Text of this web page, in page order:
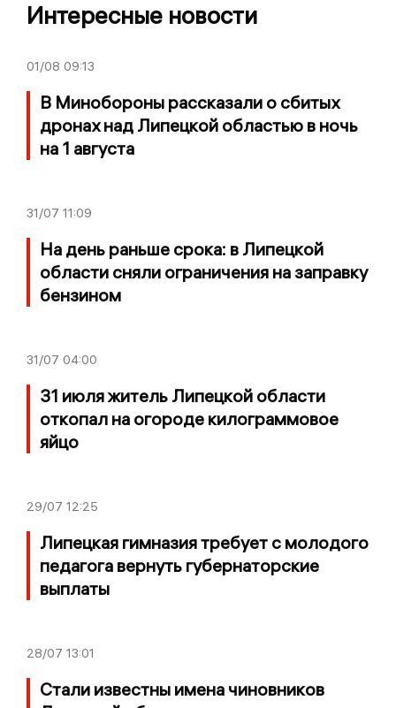
Интересные новости
01/08 09:13
В Минобороны рассказали о сбитых
дронах над Липецкой областью в ночь
на 1 августа
31/07 11:09
На день раньше срока: в Липецкой
области сняли ограничения на заправку
бензином
31/07 04:00
31 июля житель Липецкой области
откопал на огороде килограммовое
яйцо
29/07 12:25
Липецкая гимназия требует с молодого
педагога вернуть губернаторские
выплаты
28/07 13:01
Стали известны имена чиновников